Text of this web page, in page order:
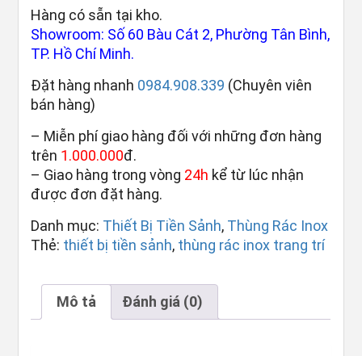
Hàng có sẵn tại kho.
Showroom: Số 60 Bàu Cát 2, Phường Tân Bình,
TP. Hồ Chí Minh.
Đặt hàng nhanh 0984.908.339 (Chuyên viên
bán hàng)
– Miễn phí giao hàng đối với những đơn hàng
trên 1.000.000đ.
– Giao hàng trong vòng 24h kể từ lúc nhận
được đơn đặt hàng.
Danh mục: Thiết Bị Tiền Sảnh, Thùng Rác Inox
Thẻ: thiết bị tiền sảnh, thùng rác inox trang trí
Mô tả Đánh giá (0)